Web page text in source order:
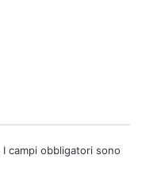
I campi obbligatori sono